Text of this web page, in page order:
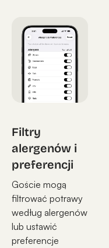
Filtry
alergenów i
preferencji
Goście mogą
filtrować potrawy
według alergenów
lub ustawić
preferencje